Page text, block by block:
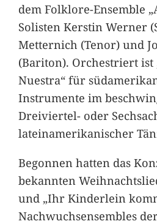
dem Folklore-Ensemble
Solisten Kerstin Werner
Metternich (Tenor) und
(Bariton). Orchestriert ist
Nuestra“ für
Instrumente im
Dreiviertel- oder
lateinamerikanischer
Begonnen hatten das
bekannten
und „Ihr Kinderlein
Nachwuchsensembles